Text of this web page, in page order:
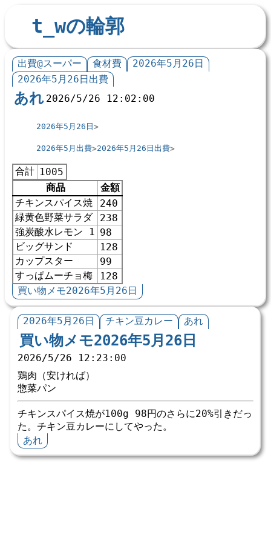
t_wの輪郭
出費@スーパー 食材費
2026年5月26日
2026年5月26日出費
あれ 2026/5/26 12:02:00
2026年5月26日
2026年5月出費 2026年5月26日出費
合計 1005
商品
金額
チキンスパイス焼
240
緑黄色野菜サラダ
238
強炭酸水レモン 1
98
ビッグサンド
128
カップスター
99
すっぱムーチョ梅
128
買い物メモ2026年5月26日
2026年5月26日 チキン豆カレー あれ
買い物メモ2026年5月26日
2026/5/26 12:23:00
鶏肉（安ければ）
惣菜パン
チキンスパイス焼が100g 98円のさらに20%引きだっ
た。チキン豆カレーにしてやった。
あれ